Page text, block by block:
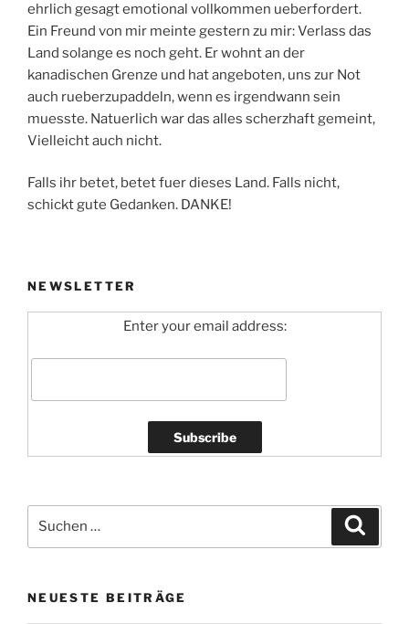
ehrlich gesagt emotional vollkommen ueberfordert.
Ein Freund von mir meinte gestern zu mir: Verlass das
Land solange es noch geht. Er wohnt an der
kanadischen Grenze und hat angeboten, uns zur Not
auch rueberzupaddeln, wenn es irgendwann sein
muesste. Natuerlich war das alles scherzhaft gemeint,
Vielleicht auch nicht.
Falls ihr betet, betet fuer dieses Land. Falls nicht,
schickt gute Gedanken. DANKE!
NEWSLETTER
Enter your email address:
nach:
NEUESTE BEITRÄGE